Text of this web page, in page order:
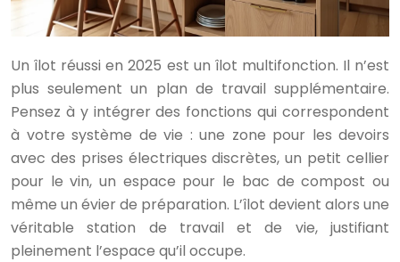
Un îlot réussi en 2025 est un îlot multifonction. Il n’est
plus seulement un plan de travail supplémentaire.
Pensez à y intégrer des fonctions qui correspondent
à votre système de vie : une zone pour les devoirs
avec des prises électriques discrètes, un petit cellier
pour le vin, un espace pour le bac de compost ou
même un évier de préparation. L’îlot devient alors une
véritable station de travail et de vie, justifiant
pleinement l’espace qu’il occupe.